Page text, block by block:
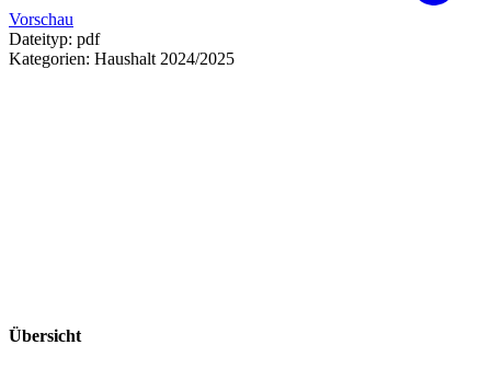
Vorschau
Dateityp: pdf
Kategorien: Haushalt 2024/2025
Übersicht